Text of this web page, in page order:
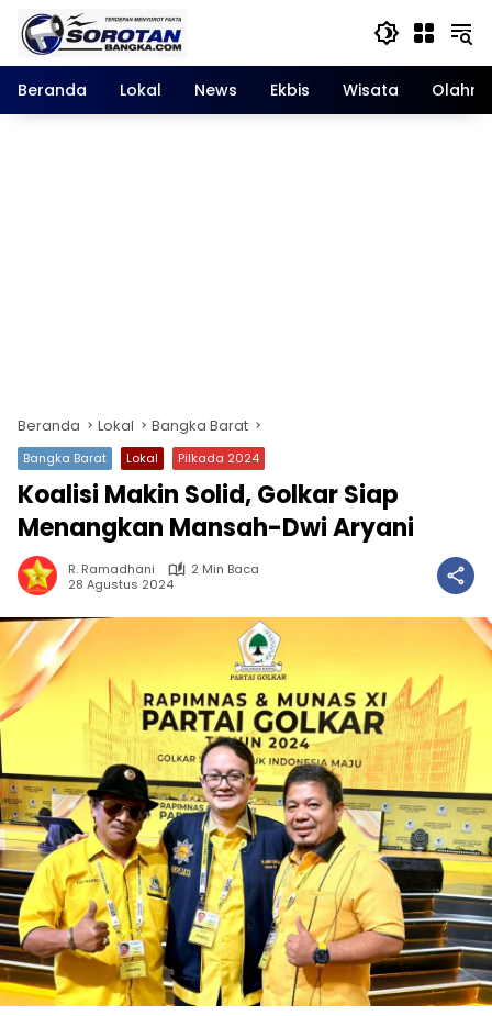
Langsung
konten
Beranda
Lokal News Ekbis Wisata
Beranda Lokal Bangka Barat
Bangka Barat Lokal Pilkada 2024
Koalisi Makin Solid, Golkar Siap
Menangkan Mansah-Dwi Aryani
R. Ramadhani
2 Min Baca
28 Agustus 2024